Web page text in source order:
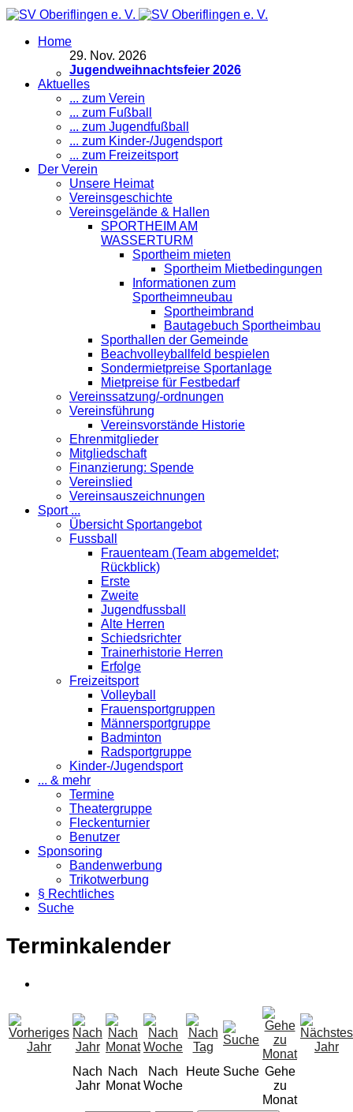
Home
29. Nov. 2026
Jugendweihnachtsfeier 2026
Aktuelles
... zum Verein
... zum Fußball
... zum Jugendfußball
... zum Kinder-/Jugendsport
... zum Freizeitsport
Der Verein
Unsere Heimat
Vereinsgeschichte
Vereinsgelände & Hallen
SPORTHEIM AM
WASSERTURM
Sportheim mieten
Sportheim Mietbedingungen
Informationen zum
Sportheimneubau
Sportheimbrand
Bautagebuch Sportheimbau
Sporthallen der Gemeinde
Beachvolleyballfeld bespielen
Sondermietpreise Sportanlage
Mietpreise für Festbedarf
Vereinssatzung/-ordnungen
Vereinsführung
Vereinsvorstände Historie
Ehrenmitglieder
Mitgliedschaft
Finanzierung: Spende
Vereinslied
Vereinsauszeichnungen
Sport ...
Übersicht Sportangebot
Fussball
Frauenteam (Team abgemeldet;
Rückblick)
Erste
Zweite
Jugendfussball
Alte Herren
Schiedsrichter
Trainerhistorie Herren
Erfolge
Freizeitsport
Volleyball
Frauensportgruppen
Männersportgruppe
Badminton
Radsportgruppe
Kinder-/Jugendsport
... & mehr
Termine
Theatergruppe
Fleckenturnier
Benutzer
Sponsoring
Bandenwerbung
Trikotwerbung
§ Rechtliches
Suche
Terminkalender
Nach
Jahr
Nach
Monat
Nach
Woche
Heute Suche Gehe
zu
Monat